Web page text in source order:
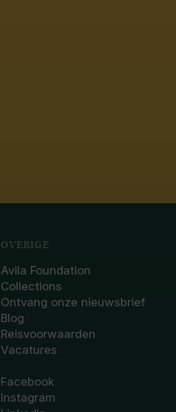
OVERIGE
Avila Foundation
Collections
Ontvang onze nieuwsbrief
Blog
Reisvoorwaarden
Vacatures
Facebook
Instagram